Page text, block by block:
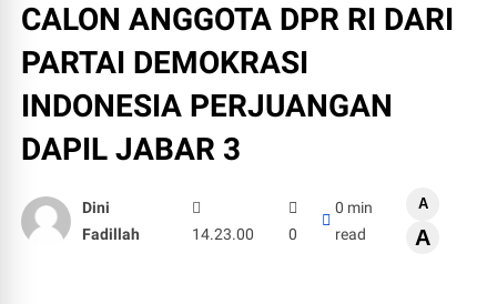
CALON ANGGOTA DPR RI DARI
PARTAI DEMOKRASI
INDONESIA PERJUANGAN
DAPIL JABAR 3
Dini
Fadillah
14.23.00 0
0 min
read
A
A